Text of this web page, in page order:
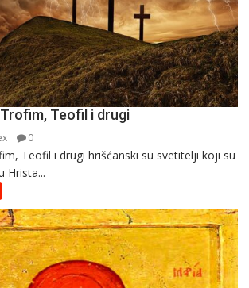
Teofil i drugi
0
Teofil i drugi hrišćanski su svetitelji koji su
Hrista...